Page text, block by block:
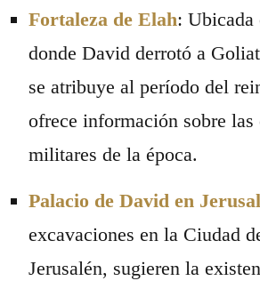
Fortaleza de Elah: Ubicada
donde David derrotó a
se atribuye al período del
ofrece información sobre las
militares de la época.
Palacio de David en
excavaciones en la Ciudad
Jerusalén, sugieren la